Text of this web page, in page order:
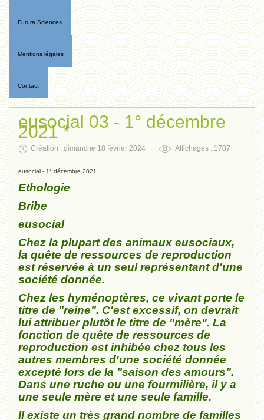
Futura Sciences
Mentions légales
Contact
eusocial 03 - 1° décembre
2021 *
Création : dimanche 18 février 2024 Affichages : 1707
eusocial - 1° décembre 2021
Ethologie
Bribe
eusocial
Chez la plupart des animaux eusociaux,
la quête de ressources de reproduction
est réservée à un seul représentant d'une
société donnée.
Chez les hyménoptères, ce vivant porte le
titre de "reine". C'est excessif, on devrait
lui attribuer plutôt le titre de "mère". La
fonction de quête de ressources de
reproduction est inhibée chez tous les
autres membres d'une société donnée
excepté lors de la "saison des amours".
Dans une ruche ou une fourmilière, il y a
une seule mère et une seule famille.
Il existe un très grand nombre de familles